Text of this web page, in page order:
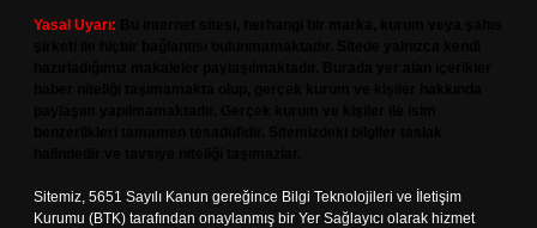
Yasal Uyarı:
Sitemiz, 5651 Sayılı Kanun gereğince Bilgi Teknolojileri ve İletişim
Kurumu (BTK) tarafından onaylanmış bir Yer Sağlayıcı olarak hizmet